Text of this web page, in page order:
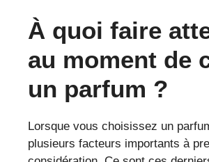
À quoi faire
au moment de
un parfum ?
Lorsque vous choisissez un
plusieurs facteurs importants à